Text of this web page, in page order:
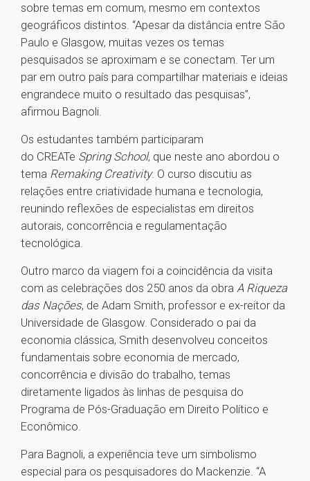
sobre temas em comum, mesmo em contextos
geográficos distintos. “Apesar da distância entre São
Paulo e Glasgow, muitas vezes os temas
pesquisados se aproximam e se conectam. Ter um
par em outro país para compartilhar materiais e ideias
engrandece muito o resultado das pesquisas”,
afirmou Bagnoli.
Os estudantes também participaram
do CREATe Spring School, que neste ano abordou o
tema Remaking Creativity. O curso discutiu as
relações entre criatividade humana e tecnologia,
reunindo reflexões de especialistas em direitos
autorais, concorrência e regulamentação
tecnológica.
Outro marco da viagem foi a coincidência da visita
com as celebrações dos 250 anos da obra A Riqueza
das Nações, de Adam Smith, professor e ex-reitor da
Universidade de Glasgow. Considerado o pai da
economia clássica, Smith desenvolveu conceitos
fundamentais sobre economia de mercado,
concorrência e divisão do trabalho, temas
diretamente ligados às linhas de pesquisa do
Programa de Pós-Graduação em Direito Político e
Econômico.
Para Bagnoli, a experiência teve um simbolismo
especial para os pesquisadores do Mackenzie. “A